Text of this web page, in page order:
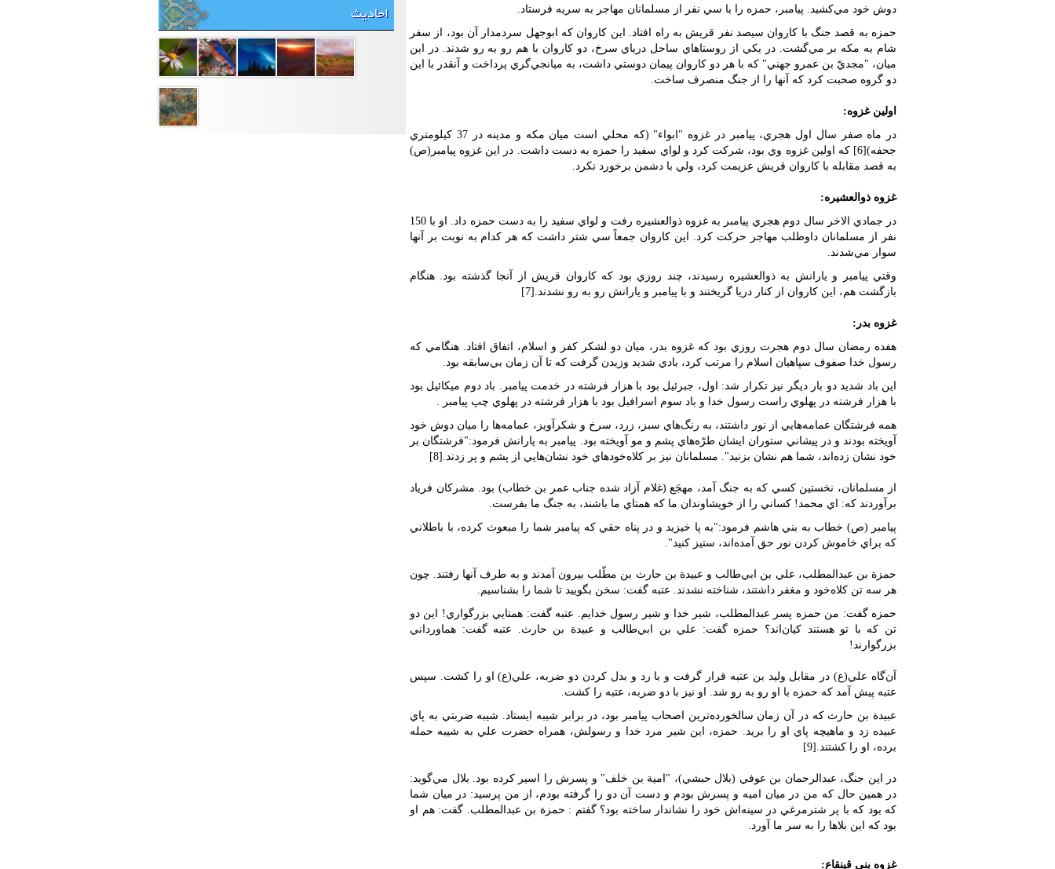
دوش خود مي‌کشيد. پيامبر، حمزه را با سي نفر از مسلمانان مهاجر به سريه فرستاد.
حمزه به قصد جنگ با کاروان سيصد نفر قريش به راه افتاد. اين کاروان که ابوجهل سردمدار آن بود، از سفر
شام به مکه بر مي‌گشت. در يکي از روستاهاي ساحل درياي سرخ، دو کاروان با هم رو به رو شدند. در اين
ميان، "مجديّ بن عمرو جهني" که با هر دو کاروان پيمان دوستي داشت، به ميانجي‌گري پرداخت و آنقدر با اين
دو گروه صحبت کرد که آنها را از جنگ منصرف ساخت.
اولين غزوه:
در ماه صفر سال اول هجري، پيامبر در غزوه "ابواء" (که محلي است ميان مکه و مدينه در 37 کيلومتري
جحفه)[6] که اولين غزوه وي بود، شرکت کرد و لواي سفيد را حمزه به دست داشت. در اين غزوه پيامبر(ص)
به قصد مقابله با کاروان قريش عزيمت کرد، ولي با دشمن برخورد نکرد.
غزوه ذوالعشيره:
در جمادي الاخر سال دوم هجري پيامبر به غزوه ذوالعشيره رفت و لواي سفيد را به دست حمزه داد. او با 150
نفر از مسلمانان داوطلب مهاجر حرکت کرد. اين کاروان جمعاً سي شتر داشت که هر کدام به نوبت بر آنها
سوار مي‌شدند.
وقتي پيامبر و يارانش به ذوالعشيره رسيدند، چند روزي بود که کاروان قريش از آنجا گذشته بود. هنگام
بازگشت هم، اين کاروان از کنار دريا گريختند و با پيامبر و يارانش رو به رو نشدند.[7]
غزوه بدر:
هفده رمضان سال دوم هجرت روزي بود که غزوه بدر، ميان دو لشکر کفر و اسلام، اتفاق افتاد. هنگامي که
رسول خدا صفوف سپاهيان اسلام را مرتب کرد، بادي شديد وزيدن گرفت که تا آن زمان بي‌سابقه بود.
اين باد شديد دو بار ديگر نيز تکرار شد: اول، جبرئيل بود با هزار فرشته در خدمت پيامبر. باد دوم ميکائيل بود
با هزار فرشته در پهلوي راست رسول خدا و باد سوم اسرافيل بود با هزار فرشته در پهلوي چپ پيامبر .
همه فرشتگان عمامه‌هايي از نور داشتند، به رنگ‌هاي سبز، زرد، سرخ و شکرآويز، عمامه‌ها را ميان دوش خود
آويخته بودند و در پيشاني ستوران ايشان طرّه‌هاي پشم و مو آويخته بود. پيامبر به يارانش فرمود:"فرشتگان بر
خود نشان زده‌اند، شما هم نشان بزنيد". مسلمانان نيز بر کلاه‌خود‌هاي خود نشان‌هايي از پشم و پر زدند.[8]
از مسلمانان، نخستين کسي که به جنگ آمد، مهجَع (غلام آزاد شده جناب عمر بن خطاب) بود. مشرکان فرياد
برآوردند که: اي محمد! کساني را از خويشاوندان ما که همتاي ما باشند، به جنگ ما بفرست.
پيامبر (ص) خطاب به بني هاشم فرمود:"به پا خيزيد و در پناه حقي که پيامبر شما را مبعوث کرده، با باطلاني
که براي خاموش کردن نور حق آمده‌اند، ستيز کنيد".
حمزة بن عبدالمطلب، علي بن ابي‌طالب و عبيدة بن حارث بن مطّلب بيرون آمدند و به طرف آنها رفتند. چون
هر سه تن کلاه‌خود و مغفر داشتند، شناخته نشدند. عتبه گفت: سخن بگوييد تا شما را بشناسيم.
حمزه گفت: من حمزه پسر عبدالمطلب، شير خدا و شير رسول خدايم. عتبه گفت: همتايي بزرگواري! اين دو
تن که با تو هستند کيان‌اند؟ حمزه گفت: علي بن ابي‌طالب و عبيدة بن حارث. عتبه گفت: هماورداني
بزرگوارند!
آن‌گاه علي(ع) در مقابل وليد بن عتبه قرار گرفت و با رد و بدل کردن دو ضربه، علي(ع) او را کشت. سپس
عتبه پيش آمد که حمزه با او رو به رو شد. او نيز با دو ضربه، عتبه را کشت.
عبيدة بن حارث که در آن زمان سالخورده‌ترين اصحاب پيامبر بود، در برابر شيبه ايستاد. شيبه ضربتي به پاي
عبيده زد و ماهيچه پاي او را بريد. حمزه، اين شير مرد خدا و رسولش، همراه حضرت علي به شيبه حمله
برده، او را کشتند.[9]
در اين جنگ، عبدالرحمان بن عوفي (بلال حبشي)، "امية بن خلف" و پسرش را اسير کرده بود. بلال مي‌گويد:
در همين حال که من در ميان اميه و پسرش بودم و دست آن دو را گرفته بودم، از من پرسيد: در ميان شما
که بود که با پر شترمرغي در سينه‌اش خود را نشاندار ساخته بود؟ گفتم : حمزة بن عبدالمطلب. گفت: هم او
بود که اين بلاها را به سر ما آورد.
غزوه بني قينقاع:
احادیث